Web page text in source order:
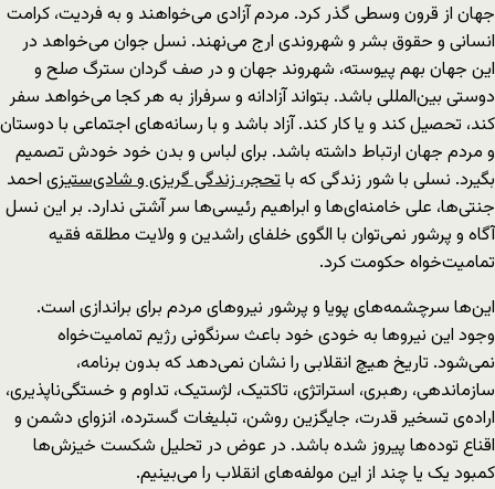
جهان از قرون وسطی گذر کرد. مردم آزادی می‌خواهند و به فردیت، کرامت
انسانی و حقوق بشر و شهروندی ارج می‌نهند. نسل جوان می‌خواهد در
این جهان بهم پیوسته، شهروند جهان و در صف گردان سترگ صلح و
دوستی بین‌المللی باشد. بتواند آزادانه و سرفراز به هر کجا می‌خواهد سفر
کند، تحصیل کند و یا کار کند. آزاد باشد و با رسانه‌های اجتماعی با دوستان
و مردم جهان ارتباط داشته باشد. برای لباس و بدن خود خودش تصمیم
بگیرد. نسلی با شور زندگی که باتحجر، زندگی گریزی و شادی‌ستیزی احمد
جنتی‌ها، علی خامنه‌ای‌ها و ابراهیم رئیسی‌ها سر آشتی ندارد. بر این نسل
آگاه و پرشور نمی‌توان با الگوی خلفای راشدین و ولایت مطلقه فقیه
تمامیت‌خواه حکومت کرد.
این‌ها سرچشمه‌های پویا و پرشور نیروهای مردم برای براندازی است.
وجود این نیروها به خودی خود باعث سرنگونی رژیم تمامیت‌خواه
نمی‌شود. تاریخ هیچ انقلابی را نشان نمی‌دهد که بدون برنامه،
سازماندهی، رهبری، استراتژی، تاکتیک، لژستیک، تداوم و خستگی‌ناپذیری،
اراده‌ی تسخیر قدرت، جایگزین روشن، تبلیغات گسترده، انزوای دشمن و
اقناع توده‌ها پیروز شده باشد. در عوض در تحلیل شکست خیزش‌ها
کمبود یک یا چند از این مولفه‌های انقلاب را می‌بینیم.